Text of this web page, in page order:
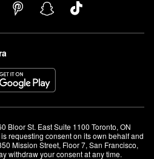
Bloor St. East Suite 1100 Toronto, ON
requesting consent on its own behalf and
Mission Street, Floor 7, San Francisco,
withdraw your consent at any time.